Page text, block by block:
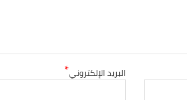
البريد الإلكتروني*